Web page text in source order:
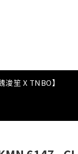
浚笙 X TNBO】